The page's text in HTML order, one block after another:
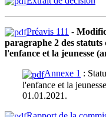
Préavis 111 -
paragraphe 2 des
l'enfance et la jeunesse
Annexe 1 :
l'enfance et la
01.01.2021.